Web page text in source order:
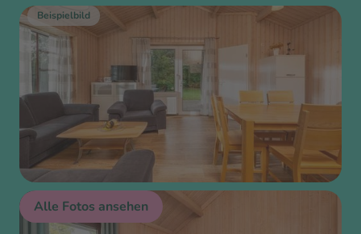
Beispielbild
Beispielbild
Alle Fotos ansehen